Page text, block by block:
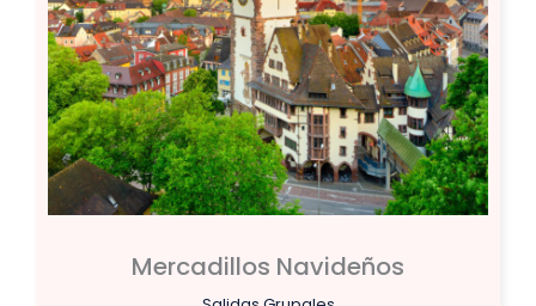
Mercadillos Navideños